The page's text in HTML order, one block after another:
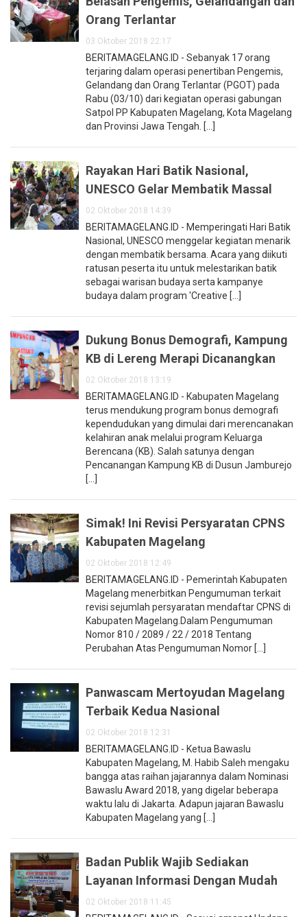
Orang Terlantar
03 Oktober 2018 22:17
BERITAMAGELANG.ID - Sebanyak 17 orang
terjaring dalam operasi penertiban Pengemis,
Gelandang dan Orang Terlantar (PGOT) pada
Rabu (03/10) dari kegiatan operasi gabungan
Satpol PP Kabupaten Magelang, Kota Magelang
dan Provinsi Jawa Tengah. [...]
Rayakan Hari Batik Nasional,
UNESCO Gelar Membatik Massal
02 Oktober 2018 14:39
BERITAMAGELANG.ID - Memperingati Hari Batik
Nasional, UNESCO menggelar kegiatan menarik
dengan membatik bersama. Acara yang diikuti
ratusan peserta itu untuk melestarikan batik
sebagai warisan budaya serta kampanye
budaya dalam program 'Creative [...]
Dukung Bonus Demografi, Kampung
KB di Lereng Merapi Dicanangkan
02 Oktober 2018 13:19
BERITAMAGELANG.ID - Kabupaten Magelang
terus mendukung program bonus demografi
kependudukan yang dimulai dari merencanakan
kelahiran anak melalui program Keluarga
Berencana (KB). Salah satunya dengan
Pencanangan Kampung KB di Dusun Jamburejo
[...]
Simak! Ini Revisi Persyaratan CPNS
Kabupaten Magelang
02 Oktober 2018 12:49
BERITAMAGELANG.ID - Pemerintah Kabupaten
Magelang menerbitkan Pengumuman terkait
revisi sejumlah persyaratan mendaftar CPNS di
Kabupaten Magelang.Dalam Pengumuman
Nomor 810 / 2089 / 22 / 2018 Tentang
Perubahan Atas Pengumuman Nomor [...]
Panwascam Mertoyudan Magelang
Terbaik Kedua Nasional
02 Oktober 2018 12:31
BERITAMAGELANG.ID - Ketua Bawaslu
Kabupaten Magelang, M. Habib Saleh mengaku
bangga atas raihan jajarannya dalam Nominasi
Bawaslu Award 2018, yang digelar beberapa
waktu lalu di Jakarta. Adapun jajaran Bawaslu
Kabupaten Magelang yang [...]
Badan Publik Wajib Sediakan
Layanan Informasi Dengan Mudah
02 Oktober 2018 11:45